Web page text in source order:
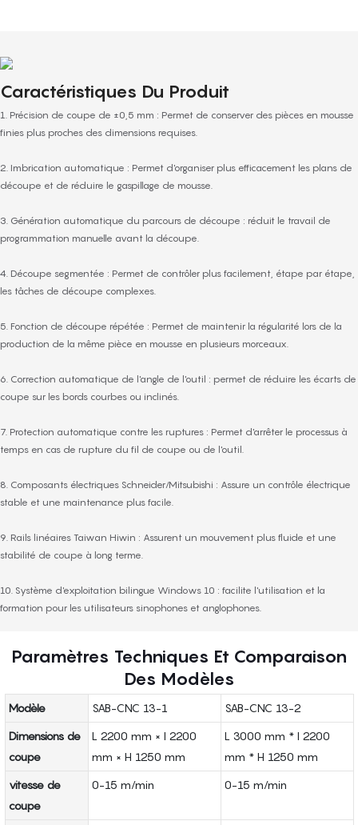
Caractéristiques Du Produit
1. Précision de coupe de ±0,5 mm : Permet de conserver des pièces en mousse
finies plus proches des dimensions requises.
2. Imbrication automatique : Permet d'organiser plus efficacement les plans de
découpe et de réduire le gaspillage de mousse.
3. Génération automatique du parcours de découpe : réduit le travail de
programmation manuelle avant la découpe.
4. Découpe segmentée : Permet de contrôler plus facilement, étape par étape,
les tâches de découpe complexes.
5. Fonction de découpe répétée : Permet de maintenir la régularité lors de la
production de la même pièce en mousse en plusieurs morceaux.
6. Correction automatique de l'angle de l'outil : permet de réduire les écarts de
coupe sur les bords courbes ou inclinés.
7. Protection automatique contre les ruptures : Permet d'arrêter le processus à
temps en cas de rupture du fil de coupe ou de l'outil.
8. Composants électriques Schneider/Mitsubishi : Assure un contrôle électrique
stable et une maintenance plus facile.
9. Rails linéaires Taiwan Hiwin : Assurent un mouvement plus fluide et une
stabilité de coupe à long terme.
10. Système d'exploitation bilingue Windows 10 : facilite l'utilisation et la
formation pour les utilisateurs sinophones et anglophones.
Paramètres Techniques Et Comparaison
Des Modèles
Modèle SAB-CNC 13-1 SAB-CNC 13-2
Dimensions de
coupe
L 2200 mm × l 2200
mm × H 1250 mm
L 3000 mm * l 2200
mm * H 1250 mm
vitesse de
coupe
0-15 m/min 0-15 m/min